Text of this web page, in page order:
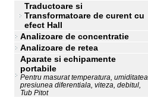
Traductoare si
Transformatoare de curent cu
efect Hall
Analizoare de concentratie
Analizoare de retea
Aparate si echipamente
portabile
Pentru masurat temperatura, umiditatea,
presiunea diferentiala, viteza, debitul,
Tub Pitot